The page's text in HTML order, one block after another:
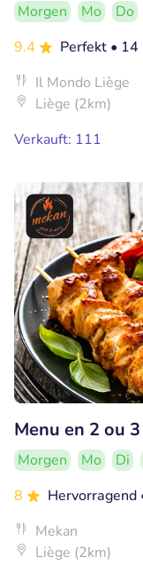
Morgen Mo Do
9.4
Perfekt •
Il Mondo Liège
Liège (2km)
Verkauft: 111
Menu en 2 ou
Morgen Mo Di
8
Hervorragend
Mekan
Liège (2km)